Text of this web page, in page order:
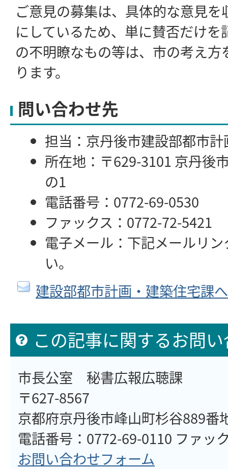
ご意見の募集は、具体的な意見
にしているため、単に賛否だけ
の不明瞭なもの等は、市の考え
ります。
問い合わせ先
担当：京丹後市建設部都市
所在地：〒629-3101 京丹後
の1
電話番号：0772-69-0530
ファックス：0772-72-5421
電子メール：下記メールリ
い。
建設部都市計画・建築住宅課
この記事に関するお問
市長公室 秘書広報広聴課
〒627-8567
京都府京丹後市峰山町杉谷889番
電話番号：0772-69-0110 ファッ
お問い合わせフォーム